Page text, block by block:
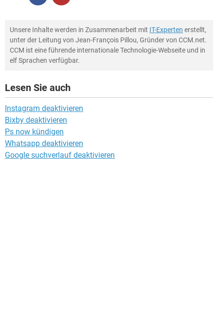
Unsere Inhalte werden in Zusammenarbeit mit IT-Experten erstellt,
unter der Leitung von Jean-François Pillou, Gründer von CCM.net.
CCM ist eine führende internationale Technologie-Webseite und in
elf Sprachen verfügbar.
Lesen Sie auch
Instagram deaktivieren
Bixby deaktivieren
Ps now kündigen
Whatsapp deaktivieren
Google suchverlauf deaktivieren